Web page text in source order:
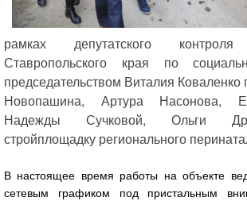
рамках депутатского
Ставропольского края по
председательством Виталия Коваленко
Новопашина, Артура Насонова,
Надежды Сучковой, Ольги
стройплощадку регионального
В настоящее время работы на объекте
сетевым графиком под пристальным